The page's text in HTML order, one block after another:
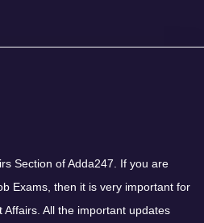
Section of Adda247. If you are
Exams, then it is very important for
All the important updates